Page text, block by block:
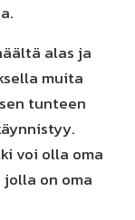
alas ja
muita
tunteen
voi olla oma
on oma